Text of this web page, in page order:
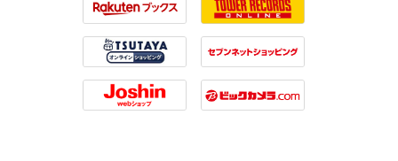
Rakuten Tower Records
Tsutaya 7net
Joshin Biccamera